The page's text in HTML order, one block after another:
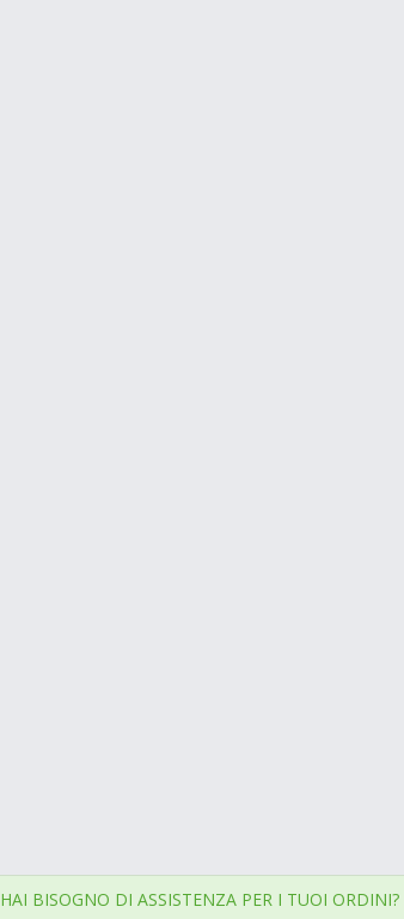
HAI BISOGNO DI ASSISTENZA PER I TUOI ORDINI?